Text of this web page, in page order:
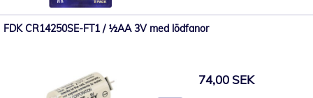
FDK CR14250SE-FT1 / ½AA 3V med lödfanor
74,00 SEK